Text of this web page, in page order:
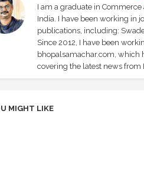
I am a graduate in
India. I have been working in
publications, including:
Since 2012, I have been
bhopalsamachar.com, which
covering the latest news from
MIGHT LIKE